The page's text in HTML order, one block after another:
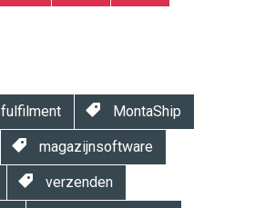
fulfilment MontaShip
magazijnsoftware
verzenden